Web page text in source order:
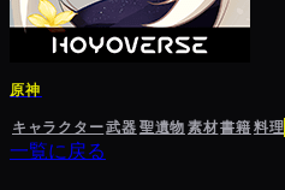
原神
キャラクター武器聖遺物素材書籍料理
一覧に戻る